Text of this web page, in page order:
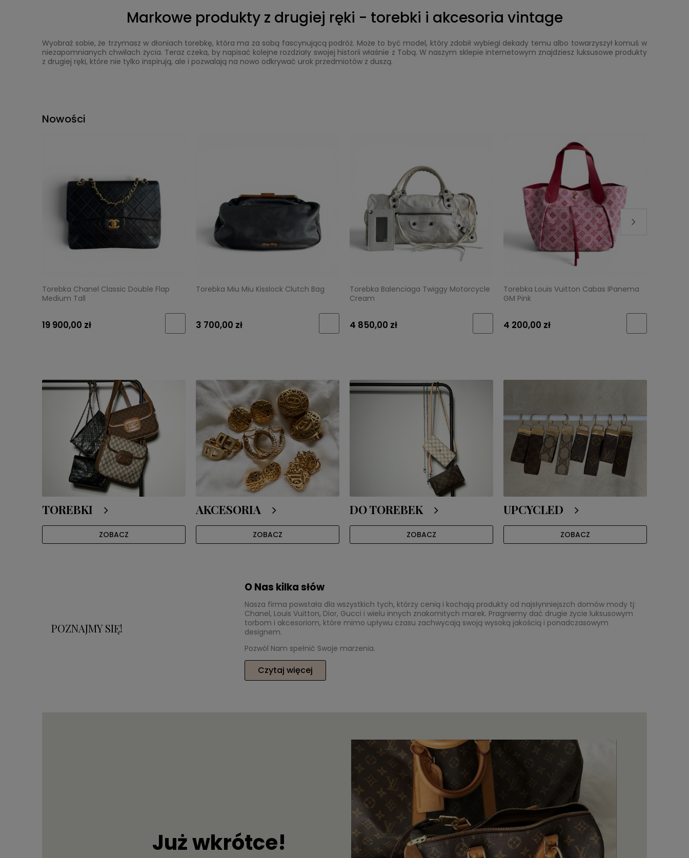
Markowe produkty z drugiej ręki - torebki i akcesoria vintage
Wyobraź sobie, że trzymasz w dłoniach torebkę, która ma za sobą fascynującą podróż. Może to być model, który zdobił wybiegi dekady temu albo towarzyszył komuś w
niezapomnianych chwilach życia. Teraz czeka, by napisać kolejne rozdziały swojej historii właśnie z Tobą. W naszym sklepie internetowym znajdziesz luksusowe produkty
z drugiej ręki, które nie tylko inspirują, ale i pozwalają na nowo odkrywać urok przedmiotów z duszą.
Nowości
Torebka Chanel Classic Double Flap
Medium Tall
19 900,00 zł
Torebka Miu Miu Kisslock Clutch Bag
3 700,00 zł
Torebka Balenciaga Twiggy Motorcycle
Cream
4 850,00 zł
Torebka Louis Vuitton Cabas IPanema
GM Pink
4 200,00 zł
TOREBKI
ZOBACZ
AKCESORIA
ZOBACZ
DO TOREBEK
ZOBACZ
UPCYCLED
ZOBACZ
POZNAJMY SIĘ!
O Nas kilka słów
Nasza firma powstała dla wszystkich tych, którzy cenią i kochają produkty od najsłynniejszch domów mody tj:
Chanel, Louis Vuitton, Dior, Gucci i wielu innych znakomitych marek. Pragniemy dać drugie życie luksusowym
torbom i akcesoriom, które mimo upływu czasu zachwycają swoją wysoką jakością i ponadczasowym
designem.
Pozwól Nam spełnić Swoje marzenia.
Czytaj więcej
Już wkrótce!